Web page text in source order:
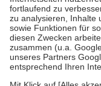
Diese Regeln gelten
Bei Heilmitteln und
Zuzahlung zehn
Verordnung.
Um das Engagement
stärken und die